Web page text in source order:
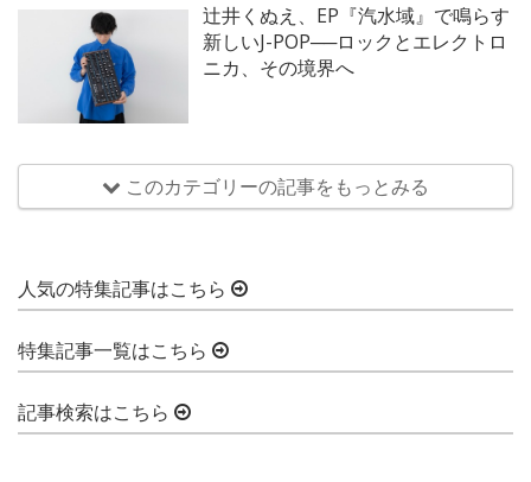
辻井くぬえ、EP『汽水域』で鳴らす
新しいJ-POP──ロックとエレクトロ
ニカ、その境界へ
このカテゴリーの記事をもっとみる
人気の特集記事はこちら
特集記事一覧はこちら
記事検索はこちら